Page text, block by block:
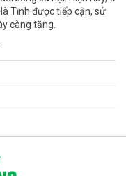
Tĩnh được tiếp cận, sử
càng tăng.